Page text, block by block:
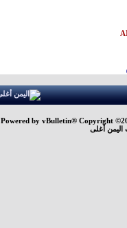
Powered by vBulletin® Copyright
أغلى